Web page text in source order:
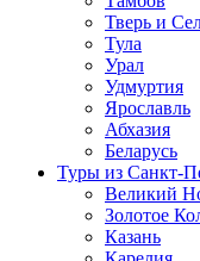
Тверь и
Тула
Урал
Удмуртия
Ярославль
Абхазия
Беларусь
Туры из Санкт-
Великий
Золотое
Казань